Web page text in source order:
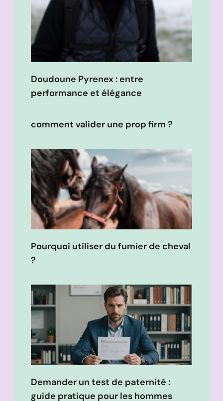
Doudoune Pyrenex : entre
performance et élégance
comment valider une prop firm ?
Pourquoi utiliser du fumier de cheval
?
Demander un test de paternité :
guide pratique pour les hommes